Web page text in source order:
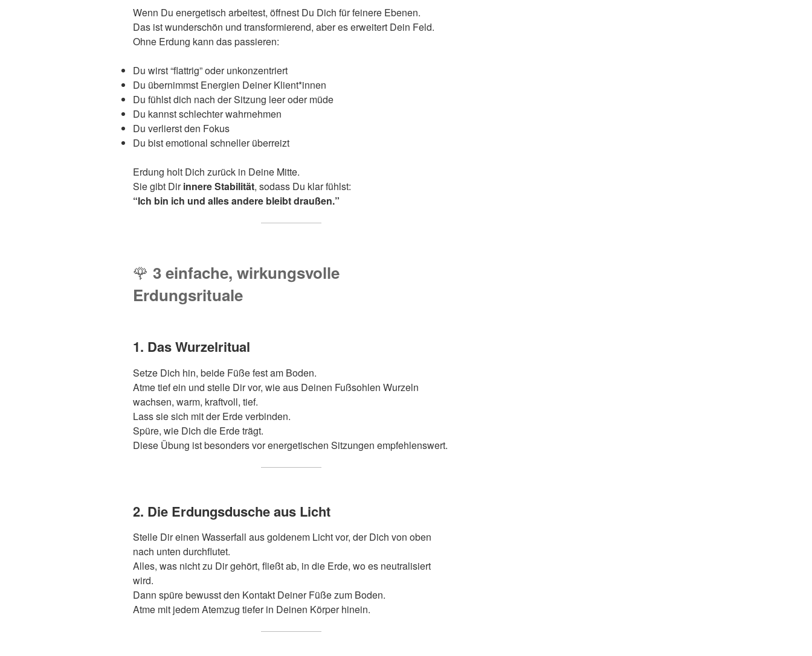
Wenn Du energetisch arbeitest, öffnest Du Dich für feinere Ebenen.
Das ist wunderschön und transformierend, aber es erweitert Dein Feld.
Ohne Erdung kann das passieren:
Du wirst “flattrig” oder unkonzentriert
Du übernimmst Energien Deiner Klient*innen
Du fühlst dich nach der Sitzung leer oder müde
Du kannst schlechter wahrnehmen
Du verlierst den Fokus
Du bist emotional schneller überreizt
Erdung holt Dich zurück in Deine Mitte.
Sie gibt Dirinnere Stabilität, sodass Du klar fühlst:
“Ich bin ich und alles andere bleibt draußen.”
🌹 3 einfache, wirkungsvolle
Erdungsrituale
1. Das Wurzelritual
Setze Dich hin, beide Füße fest am Boden.
Atme tief ein und stelle Dir vor, wie aus Deinen Fußsohlen Wurzeln
wachsen, warm, kraftvoll, tief.
Lass sie sich mit der Erde verbinden.
Spüre, wie Dich die Erde trägt.
Diese Übung ist besonders vor energetischen Sitzungen empfehlenswert.
2. Die Erdungsdusche aus Licht
Stelle Dir einen Wasserfall aus goldenem Licht vor, der Dich von oben
nach unten durchflutet.
Alles, was nicht zu Dir gehört, fließt ab, in die Erde, wo es neutralisiert
wird.
Dann spüre bewusst den Kontakt Deiner Füße zum Boden.
Atme mit jedem Atemzug tiefer in Deinen Körper hinein.